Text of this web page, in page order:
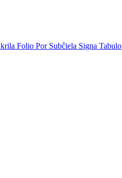
Folio Por Subĉiela Signa Tabulo